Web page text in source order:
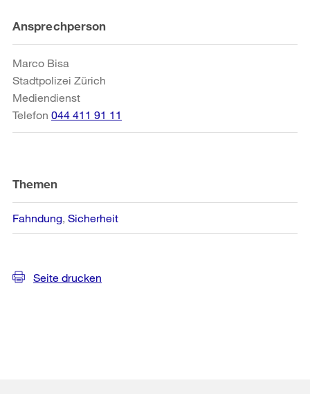
Weitere
Informationen
Ansprechperson
Marco Bisa
Stadtpolizei Zürich
Mediendienst
Telefon 044 411 91 11
Themen
Fahndung Sicherheit
Seite drucken